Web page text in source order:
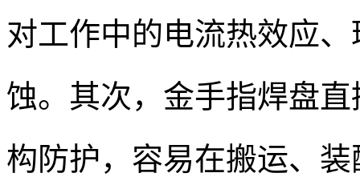
对工作中的电流热效应
蚀。其次，金手指焊盘
构防护，容易在搬运、